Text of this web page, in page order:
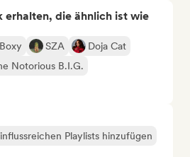
erhalten, die ähnlich ist wie
Boxy SZA
Doja Cat
Notorious B.I.G.
Playlists hinzufügen